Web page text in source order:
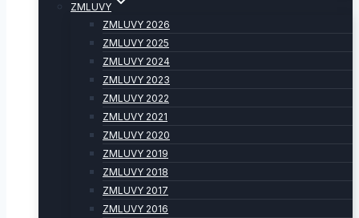
ZMLUVY
ZMLUVY 2026
ZMLUVY 2025
ZMLUVY 2024
ZMLUVY 2023
ZMLUVY 2022
ZMLUVY 2021
ZMLUVY 2020
ZMLUVY 2019
ZMLUVY 2018
ZMLUVY 2017
ZMLUVY 2016